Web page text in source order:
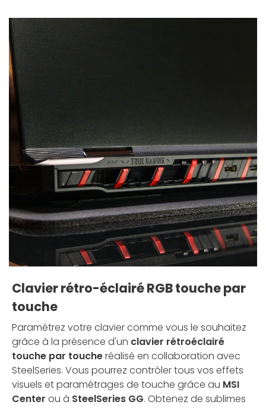
Clavier rétro-éclairé RGB touche par
touche
Paramétrez votre clavier comme vous le souhaitez
grâce à la présence d'un clavier rétroéclairé
touche par toucheréalisé en collaboration avec
SteelSeries. Vous pourrez contrôler tous vos effets
visuels et paramétrages de touche grâce au MSI
Center ou à SteelSeries GG. Obtenez de sublimes